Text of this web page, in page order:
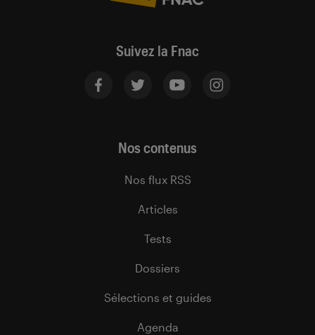
Suivez la Fnac
Nos contenus
Nos flux RSS
Articles
Tests
Dossiers
Sélections et guides
Agenda